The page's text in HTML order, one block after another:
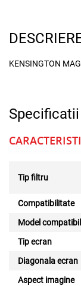
KENSINGTON
Tip filtru
Compatibilitate
Model compatibil
Tip ecran
Diagonala ecran
Aspect imagine